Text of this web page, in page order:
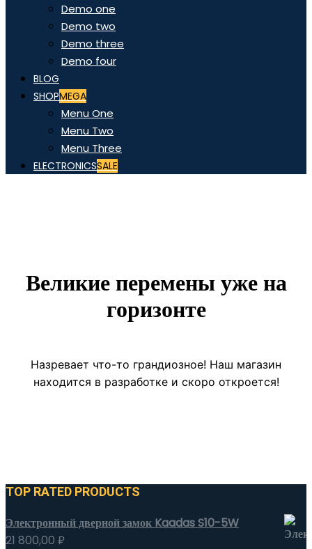
Demo one
Demo two
Demo three
Demo four
BLOG
SHOPMEGA
Menu One
Menu Two
Menu Three
ELECTRONICSSALE
Великие перемены уже на
горизонте
Назревает что-то грандиозное! Наш магазин
находится в разработке и скоро откроется!
TOP RATED PRODUCTS
Электронный дверной замок Kaadas S10-5W
21 800,00 ₽